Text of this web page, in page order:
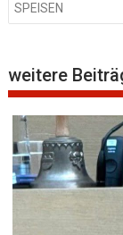
SPEISEN
weitere